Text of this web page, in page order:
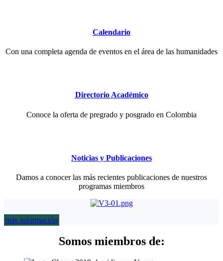
Calendario
Con una completa agenda de eventos en el área de las humanidades
Directorio Académico
Conoce la oferta de pregrado y posgrado en Colombia
Noticias y Publicaciones
Damos a conocer las más recientes publicaciones de nuestros
programas miembros
más información
Somos miembros de: